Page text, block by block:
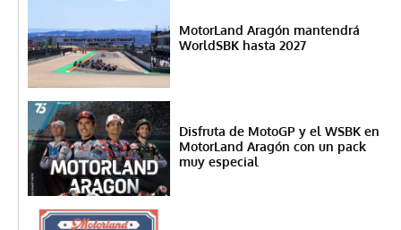
MotorLand Aragón mantendrá
WorldSBK hasta 2027
Disfruta de MotoGP y el WSBK en
MotorLand Aragón con un pack
muy especial